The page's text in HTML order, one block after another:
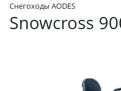
Снегоходы AODES
Snowcross